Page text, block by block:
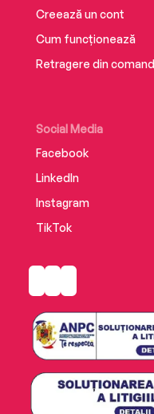
Creează un cont
Cum funcționează
Retragere din
Social Media
Facebook
LinkedIn
Instagram
TikTok